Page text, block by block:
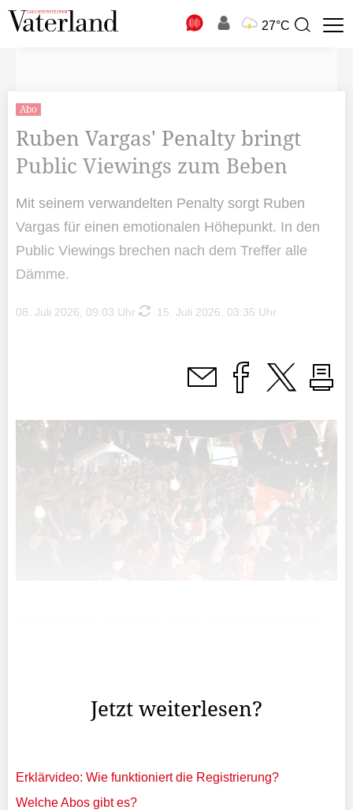
27°C
Suchbegriff
Abo
Ruben Vargas' Penalty bringt
Public Viewings zum Beben
Mit seinem verwandelten Penalty sorgt Ruben
Vargas für einen emotionalen Höhepunkt. In den
Public Viewings brechen nach dem Treffer alle
Dämme.
08. Juli 2026, 09:03 Uhr 15. Juli 2026, 03:35 Uhr
Jetzt weiterlesen?
Erklärvideo: Wie funktioniert die Registrierung?
Welche Abos gibt es?